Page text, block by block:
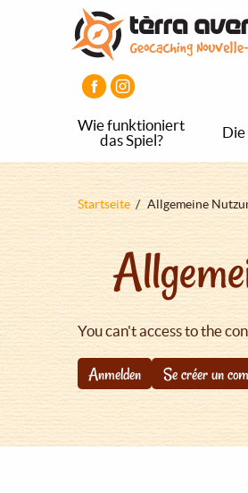
Wie funktioniert
das Spiel?
Pfadnavigation
Startseite Allgemeine
You can't access to the
Anmelden Se créer un